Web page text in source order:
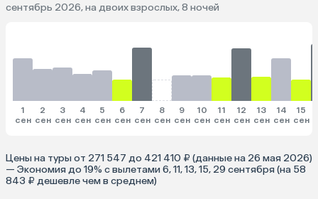
сентябрь 2026, на двоих взрослых, 8 ночей
1
сен
2
сен
3
сен
4
сен
5
сен
6
сен
7
сен
8
сен
9
сен
10
сен
11
сен
12
сен
13
сен
14
сен
15
сен
Цены на туры от 271 547 до 421 410 ₽ (данные на 26 мая 2026)
— Экономия до 19% с вылетами 6, 11, 13, 15, 29 сентября (на 58
843 ₽ дешевле чем в среднем)